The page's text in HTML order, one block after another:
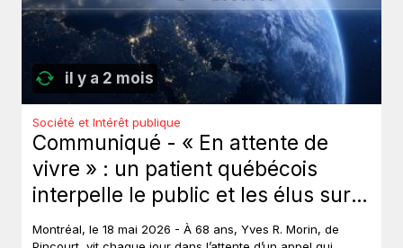
il y a 2 mois
Société et Intérêt publique
Communiqué - « En attente de
vivre » : un patient québécois
interpelle le public et les élus sur
le don d’organes.
Montréal, le 18 mai 2026 - À 68 ans, Yves R. Morin, de